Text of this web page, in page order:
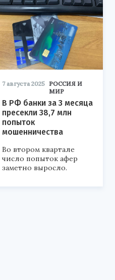
7 августа 2025 РОССИЯ И
МИР
В РФ банки за 3 месяца
пресекли 38,7 млн
попыток
мошенничества
Во втором квартале
число попыток афер
заметно выросло.